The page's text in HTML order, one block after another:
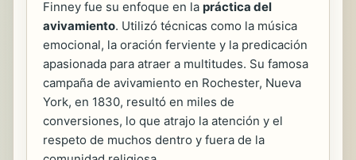
Finney fue su enfoque en la práctica del
avivamiento. Utilizó técnicas como la música
emocional, la oración ferviente y la predicación
apasionada para atraer a multitudes. Su famosa
campaña de avivamiento en Rochester, Nueva
York, en 1830, resultó en miles de
conversiones, lo que atrajo la atención y el
respeto de muchos dentro y fuera de la